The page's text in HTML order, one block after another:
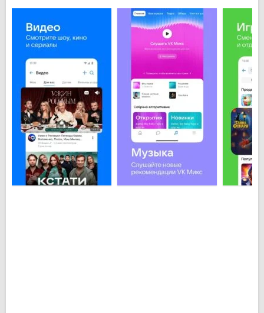
Android:
Обмен сообщениями с зарегистрированными в
социальной сети пользователями;
Добавление на свою страничку картинок, фото,
видео, музыки;
Виджеты для рабочего стола телефона;
Поиск и посещение страниц миллионов
пользователей ВКонтакте;
Синхронизация контактов телефона с Вашим
аккаунтом в соцсети.